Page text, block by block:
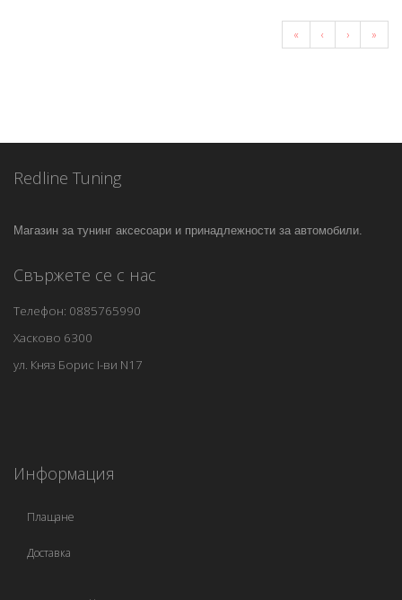
« ‹ › »
Redline Tuning
Магазин за тунинг аксесоари и принадлежности за автомобили.
Свържете се с нас
Телефон: 0885765990
Хасково 6300
ул. Княз Борис I-ви N17
Информация
Плащане
Доставка